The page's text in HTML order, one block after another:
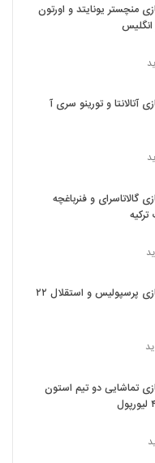
منچستر یونایتد و اورتون
انگلیس
آتالانتا و تورینو سری آ
گالاتاسرای و فنرباغچه
خلاصه بازی پرسپولیس و استقلال ۲۲
تماشایی دو تیم استون